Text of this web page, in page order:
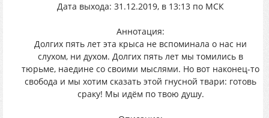
Дата выхода: 31.12.2019, в 13:13 по МСК
Аннотация:
Долгих пять лет эта крыса не вспоминала о нас ни
слухом, ни духом. Долгих пять лет мы томились в
тюрьме, наедине со своими мыслями. Но вот наконец-то
свобода и мы хотим сказать этой гнусной твари: готовь
сраку! Мы идём по твою душу.